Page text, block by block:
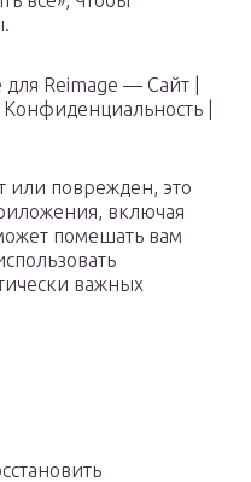
Reimage — Cайт |
|
или поврежден, это
включая
помешать вам
важных